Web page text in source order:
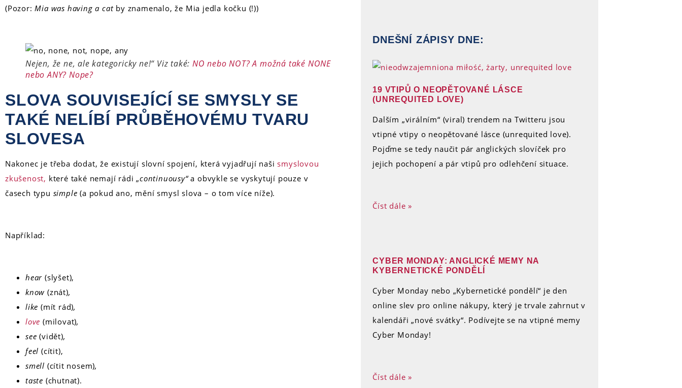
(Pozor: Mia was having a catby znamenalo, že Mia jedla kočku (!))
Nejen, že ne, ale kategoricky ne!“ Viz také: NO nebo NOT? A možná také NONE
nebo ANY? Nope?
SLOVA SOUVISEJÍCÍ SE SMYSLY SE
TAKÉ NELÍBÍ PRŮBĚHOVÉMU TVARU
SLOVESA
Nakonec je třeba dodat, že existují slovní spojení, která vyjadřují naši smyslovou
zkušenost, které také nemají rádi „continuousy“a obvykle se vyskytují pouze v
časech typu simple(a pokud ano, mění smysl slova – o tom více níže).
Například:
hear (slyšet),
know (znát),
like (mít rád),
love (milovat),
see(vidět),
feel (cítit),
smell (cítit nosem),
taste (chutnat).
DNEŠNÍ ZÁPISY DNE:
19 VTIPŮ O NEOPĚTOVANÉ LÁSCE
(UNREQUITED LOVE)
Dalším „virálním“ (viral) trendem na Twitteru jsou
vtipné vtipy o neopětované lásce (unrequited love).
Pojďme se tedy naučit pár anglických slovíček pro
jejich pochopení a pár vtipů pro odlehčení situace.
Číst dále »
CYBER MONDAY: ANGLICKÉ MEMY NA
KYBERNETICKÉ PONDĚLÍ
Cyber ​​​​Monday nebo „Kybernetické pondělí“ je den
online slev pro online nákupy, který je trvale zahrnut v
kalendáři „nové svátky“. Podívejte se na vtipné memy
Cyber ​​​​Monday!
Číst dále »